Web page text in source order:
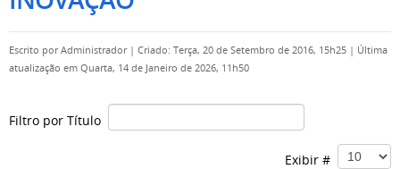
Escrito porAdministrador | Criado: Terça, 20 de Setembro de 2016, 15h25 | Última
atualização em Quarta, 14 de Janeiro de 2026, 11h50
Filtro por Título
Exibir #